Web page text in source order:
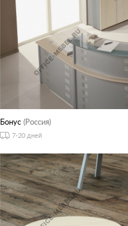
Бонус (Россия)
7-20 дней